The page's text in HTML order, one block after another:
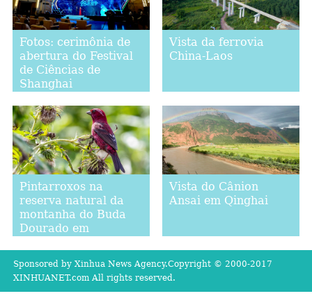
Fotos: cerimônia de
abertura do Festival
de Ciências de
Shanghai
Vista da ferrovia
China-Laos
Pintarroxos na
reserva natural da
montanha do Buda
Dourado em
Vista do Cânion
Ansai em Qinghai
Sponsored by Xinhua News Agency.Copyright © 2000-2017
XINHUANET.com All rights reserved.